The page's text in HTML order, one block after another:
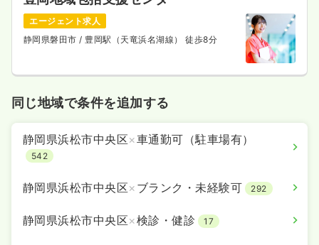
エージェント求人
静岡県磐田市 / 豊岡駅（天竜浜名湖線） 徒歩8分
同じ地域で条件を追加する
静岡県浜松市中央区×車通勤可（駐車場有）
542
静岡県浜松市中央区× ブランク・未経験可 292
静岡県浜松市中央区×検診・健診 17